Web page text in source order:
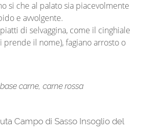
si che al palato sia piacevolmente
e avvolgente.
di selvaggina, come il cinghiale
prende il nome), fagiano arrosto o
carne, carne rossa
Campo di Sasso Insoglio del